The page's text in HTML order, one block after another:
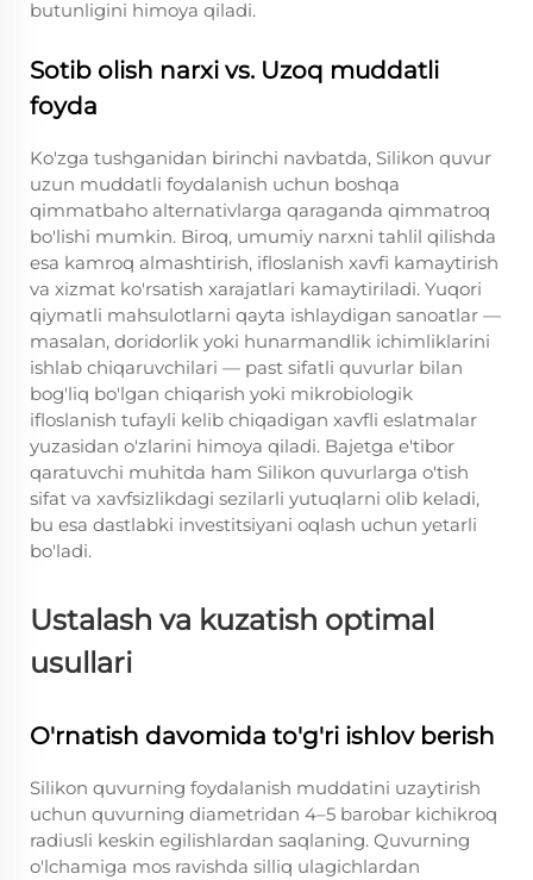
butunligini himoya qiladi.
Sotib olish narxi vs. Uzoq muddatli
foyda
Ko'zga tushganidan birinchi navbatda, Silikon quvur
uzun muddatli foydalanish uchun boshqa
qimmatbaho alternativlarga qaraganda qimmatroq
bo'lishi mumkin. Biroq, umumiy narxni tahlil qilishda
esa kamroq almashtirish, ifloslanish xavfi kamaytirish
va xizmat ko'rsatish xarajatlari kamaytiriladi. Yuqori
qiymatli mahsulotlarni qayta ishlaydigan sanoatlar —
masalan, doridorlik yoki hunarmandlik ichimliklarini
ishlab chiqaruvchilari — past sifatli quvurlar bilan
bog'liq bo'lgan chiqarish yoki mikrobiologik
ifloslanish tufayli kelib chiqadigan xavfli eslatmalar
yuzasidan o'zlarini himoya qiladi. Bajetga e'tibor
qaratuvchi muhitda ham Silikon quvurlarga o'tish
sifat va xavfsizlikdagi sezilarli yutuqlarni olib keladi,
bu esa dastlabki investitsiyani oqlash uchun yetarli
bo'ladi.
Ustalash va kuzatish optimal
usullari
O'rnatish davomida to'g'ri ishlov berish
Silikon quvurning foydalanish muddatini uzaytirish
uchun quvurning diametridan 4–5 barobar kichikroq
radiusli keskin egilishlardan saqlaning. Quvurning
o'lchamiga mos ravishda silliq ulagichlardan